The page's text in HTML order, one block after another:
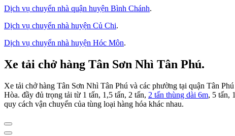
Dịch vụ chuyển nhà quận huyện Bình Chánh.
Dịch vụ chuyển nhà huyện Củ Chi.
Dịch vụ chuyển nhà huyện Hóc Môn.
Xe tải chở hàng Tân Sơn Nhì Tân Phú.
Xe tải chở hàng Tân Sơn Nhì Tân Phú và các phường tại quận Tân
Hòa. đầy đủ trọng tải từ 1 tấn, 1,5 tấn, 2 tấn, 2 tấn thùng dài 6m, 5 tấn,
quy cách vận chuyển của tùng loại hàng hóa khác nhau.